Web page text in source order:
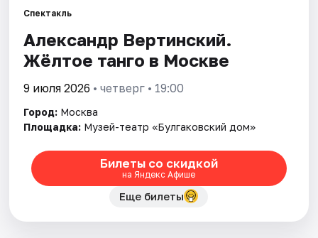
Города
Площадки
Рейтинги
Спектакль
Александр Вертинский.
Жёлтое танго в Москве
9 июля 2026 • четверг • 19:00
Город: Москва
Площадка: Музей-театр «Булгаковский дом»
Билеты со скидкой
на Яндекс Афише
Еще билеты